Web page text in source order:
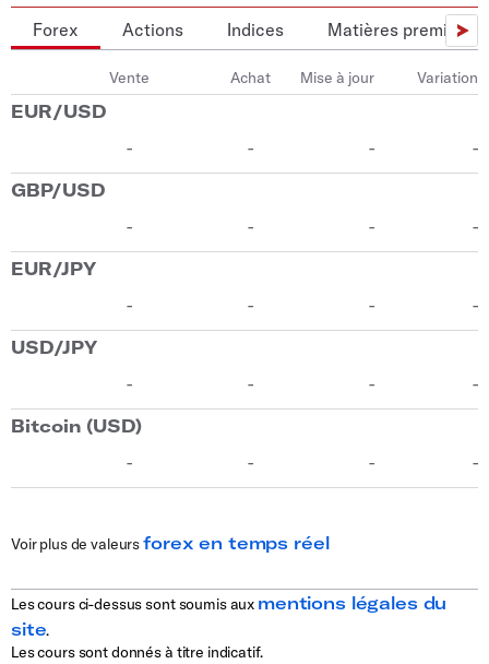
Forex Actions Indices Matières premières
Voir plus de valeursforex en temps réel
Les cours ci-dessus sont soumis aux mentions légales du
site.
Les cours sont donnés à titre indicatif.